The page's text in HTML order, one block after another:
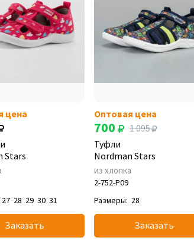
цена
Stars
27 28 29 30 31
Заказать
Оптовая цена
700
1 095
Туфли
Nordman Stars
из хлопка
2-752-P09
Размеры: 28
Заказать